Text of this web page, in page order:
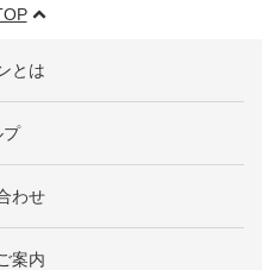
とは
プ
わせ
案内